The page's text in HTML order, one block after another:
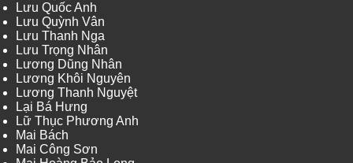
Lưu Quốc Anh
Lưu Quỳnh Vân
Lưu Thanh Nga
Lưu Trọng Nhân
Lương Dũng Nhân
Lương Khôi Nguyên
Lương Thanh Nguyệt
Lại Bá Hưng
Lữ Thục Phương Anh
Mai Bách
Mai Công Sơn